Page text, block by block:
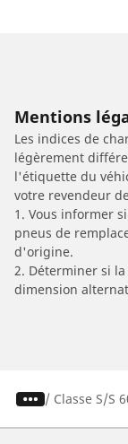
Mentions
Les indices de
légèrement
l'étiquette du
votre revendeur
1. Vous informer
pneus de
d'origine.
2. Déterminer si
dimension
/ Classe S S